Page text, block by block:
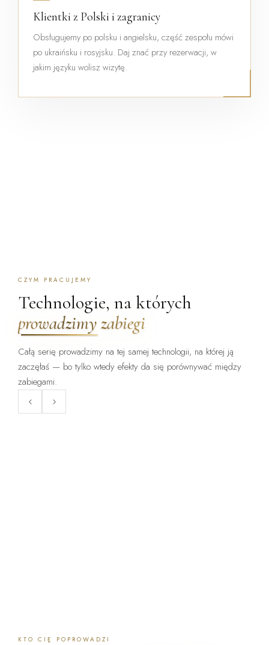
Klientki z Polski i zagranicy
Obsługujemy po polsku i angielsku, część zespołu mówi
po ukraińsku i rosyjsku. Daj znać przy rezerwacji, w
jakim języku wolisz wizytę.
CZYM PRACUJEMY
Technologie, na których
prowadzimy zabiegi
Całą serię prowadzimy na tej samej technologii, na której ją
zaczęłaś — bo tylko wtedy efekty da się porównywać między
zabiegami.
ZABIEG DOSTĘPNY:
WARSZAWA · KRAKÓW
ClearLift
Laser frakcyjny bez okresu
ZABIEG DOSTĘPNY:
KTO CIĘ POPROWADZI